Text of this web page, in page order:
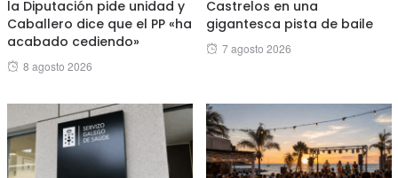
la Diputación pide unidad y
Caballero dice que el PP «ha
acabado cediendo»
Posted
8 agosto 2026
Castrelos en una
gigantesca pista de baile
Posted
7 agosto 2026